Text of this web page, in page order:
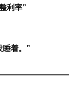
利率”
睡着。”